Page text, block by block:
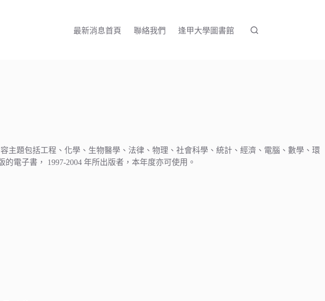
最新消息首頁 聯絡我們 逢甲大學圖書館
主題包括工程、化學、生物醫學、法律、物理、社會科學、統計、經濟、電腦、數學、環
電子書， 1997-2004 年所出版者，本年度亦可使用。